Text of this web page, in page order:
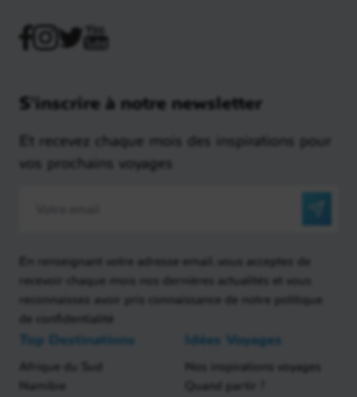
S'inscrire à notre newsletter
Et recevez chaque mois des inspirations pour
vos prochains voyages
En renseignant votre adresse email, vous acceptez de
recevoir chaque mois nos dernières actualités et vous
reconnaissez avoir pris connaissance de notre politique
de confidentialité
Top Destinations
Afrique du Sud
Namibie
Idées Voyages
Nos inspirations voyages
Quand partir ?